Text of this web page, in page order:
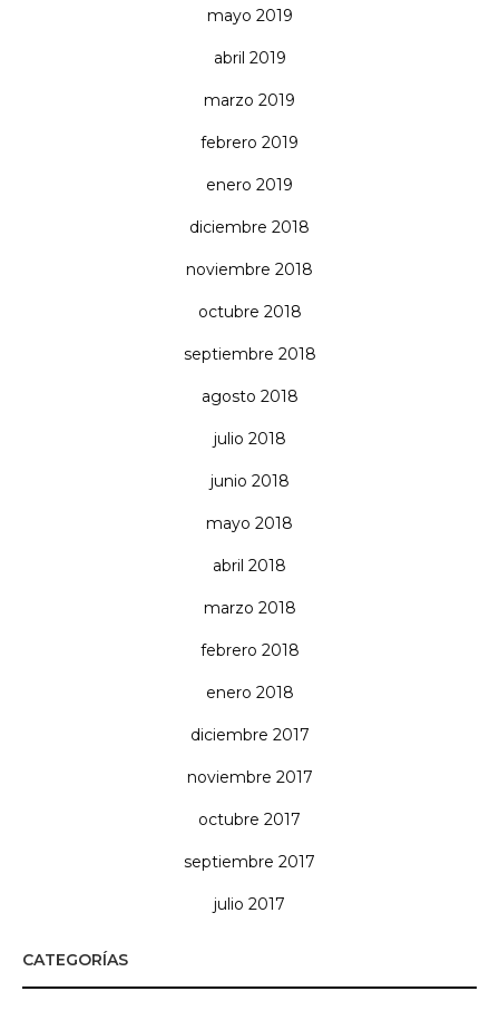
mayo 2019
abril 2019
marzo 2019
febrero 2019
enero 2019
diciembre 2018
noviembre 2018
octubre 2018
septiembre 2018
agosto 2018
julio 2018
junio 2018
mayo 2018
abril 2018
marzo 2018
febrero 2018
enero 2018
diciembre 2017
noviembre 2017
octubre 2017
septiembre 2017
julio 2017
CATEGORÍAS